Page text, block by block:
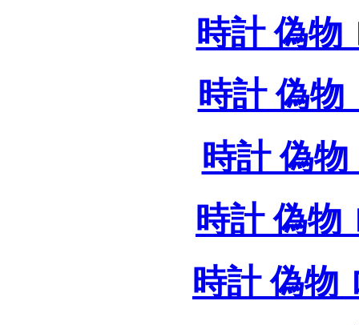
時計 偽物
時計 偽物
時計 偽
時計 偽物
時計 偽物